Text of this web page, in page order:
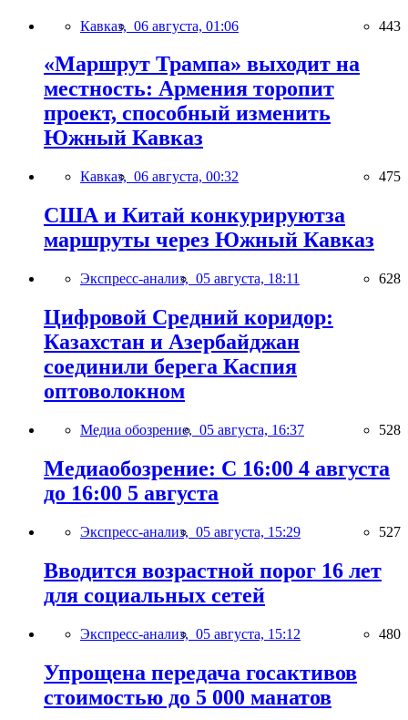
Кавказ, 06 августа, 01:06 443
«Маршрут Трампа» выходит на
местность: Армения торопит
проект, способный изменить
Южный Кавказ
Кавказ, 06 августа, 00:32 475
США и Китай конкурируютза
маршруты через Южный Кавказ
Экспресс-анализ, 05 августа, 18:11 628
Цифровой Средний коридор:
Казахстан и Азербайджан
соединили берега Каспия
оптоволокном
Медиа обозрение, 05 августа, 16:37 528
Медиаобозрение: С 16:00 4 августа
до 16:00 5 августа
Экспресс-анализ, 05 августа, 15:29 527
Вводится возрастной порог 16 лет
для социальных сетей
Экспресс-анализ, 05 августа, 15:12 480
Упрощена передача госактивов
стоимостью до 5 000 манатов